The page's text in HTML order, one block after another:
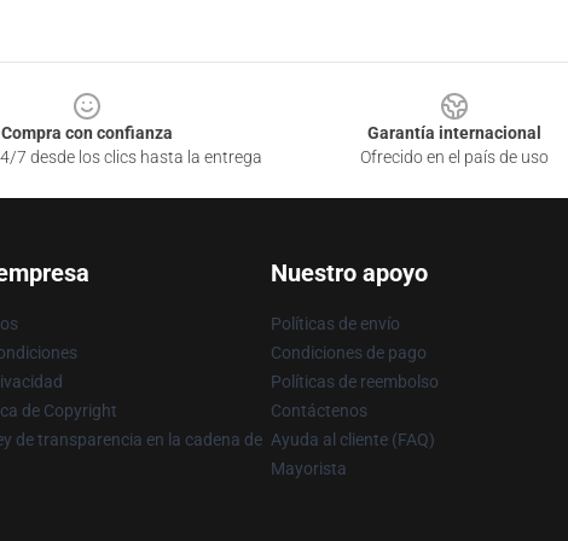
Compra con confianza
7 desde los clics hasta la entrega
Garantía internacional
Ofrecido en el país de uso
de Copyright
de transparencia en la cadena de
Nuestro apoyo
Políticas de envío
Condiciones de pago
Políticas de reembolso
Contáctenos
Ayuda al cliente (FAQ)
Mayorista